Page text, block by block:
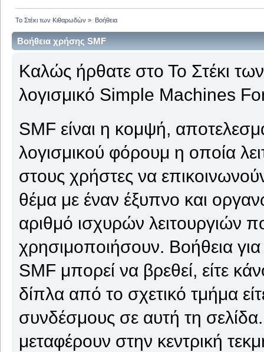
Το Στέκι των Κιθαρωδών » Βοήθεια
Βοήθεια χρήσης SMF
Καλώς ήρθατε στο Το Στέκι
λογισμικό Simple Machines
SMF είναι η κομψή,
λογισμικού φόρουμ η οποία
στους χρήστες να
θέμα με έναν έξυπνο και
αριθμό ισχυρών λειτουργιών
χρησιμοποιήσουν. Βοήθεια
SMF μπορεί να βρεθεί, είτε
δίπλα από το σχετικό τμήμα
συνδέσμους σε αυτή τη
μεταφέρουν στην κεντρική